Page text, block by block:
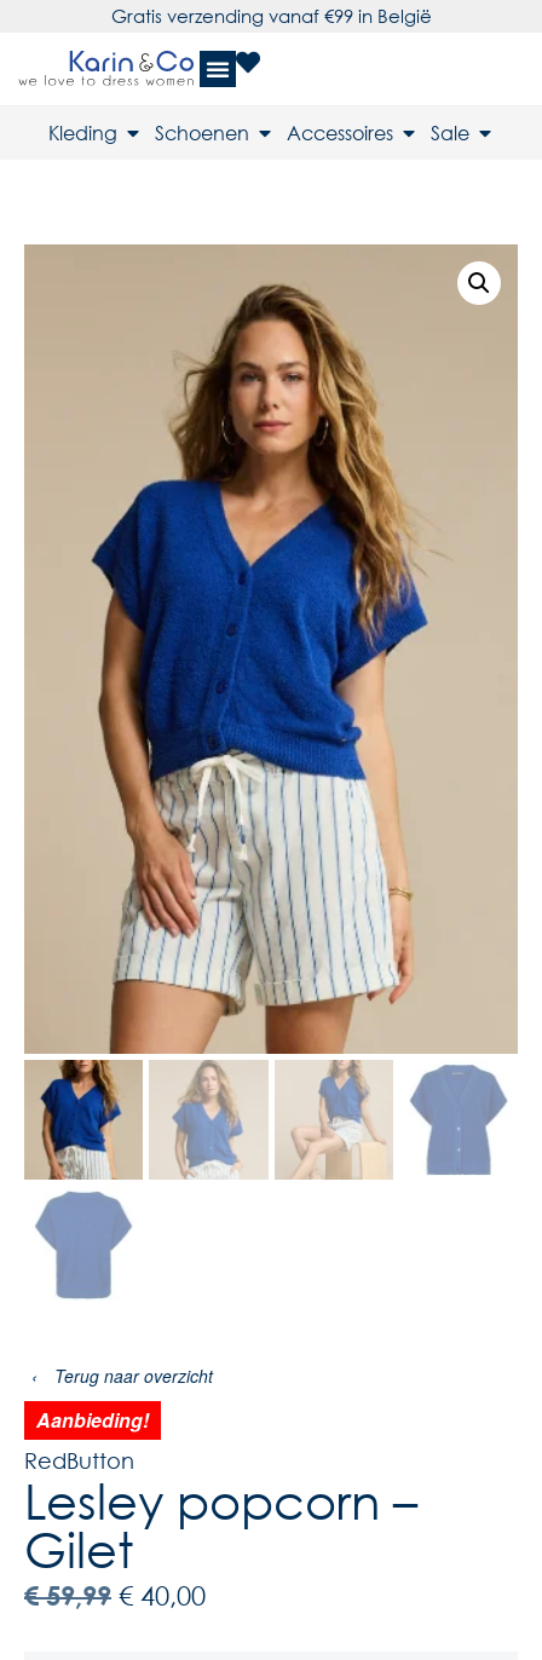
Gratis verzending vanaf €99 in België
Kleding Schoenen Accessoires Sale
‹ Terug naar overzicht
Aanbieding!
RedButton
Lesley popcorn –
Gilet
€59,99 € 40,00